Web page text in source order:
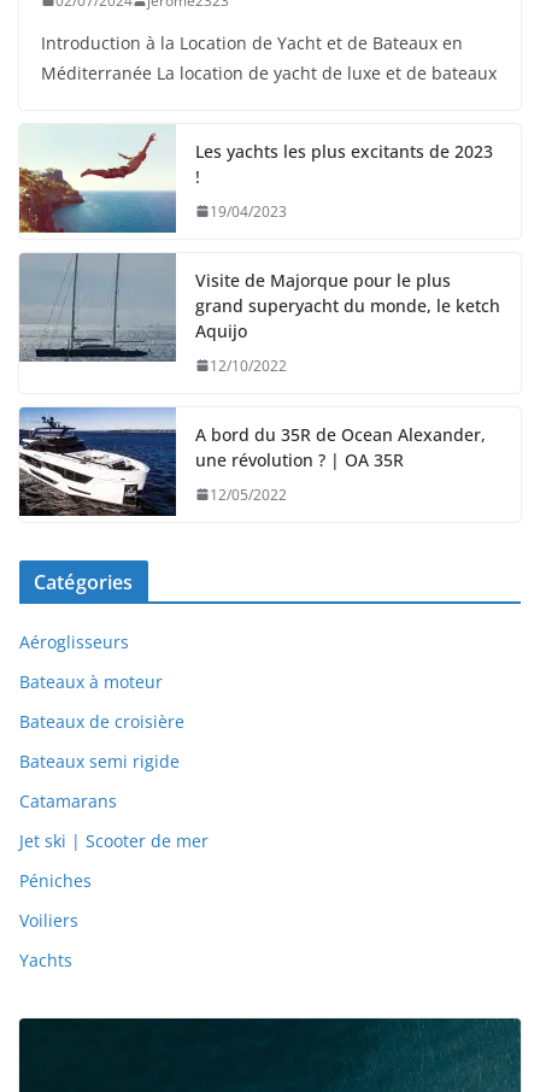
Introduction à la Location de Yacht et de Bateaux en
Méditerranée La location de yacht de luxe et de bateaux
Les yachts les plus excitants de 2023
!
19/04/2023
Visite de Majorque pour le plus
grand superyacht du monde, le ketch
Aquijo
12/10/2022
A bord du 35R de Ocean Alexander,
une révolution ? | OA 35R
12/05/2022
Catégories
Aéroglisseurs
Bateaux à moteur
Bateaux de croisière
Bateaux semi rigide
Catamarans
Jet ski | Scooter de mer
Péniches
Voiliers
Yachts